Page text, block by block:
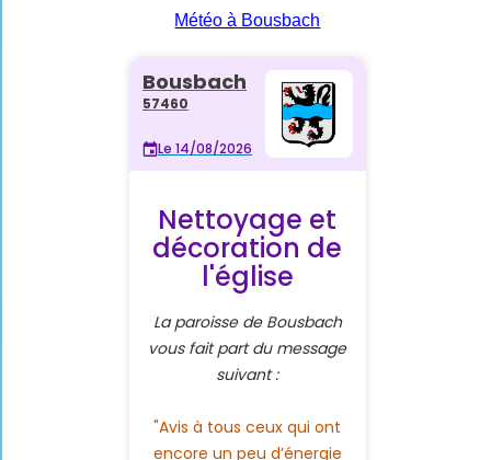
Météo à Bousbach